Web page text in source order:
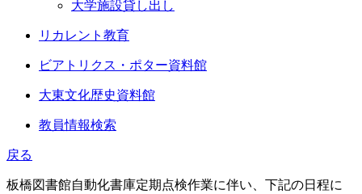
大学施設貸し出し
リカレント教育
ビアトリクス・ポター資料館
大東文化歴史資料館
教員情報検索
戻る
板橋図書館自動化書庫定期点検作業に伴い、下記の日程に